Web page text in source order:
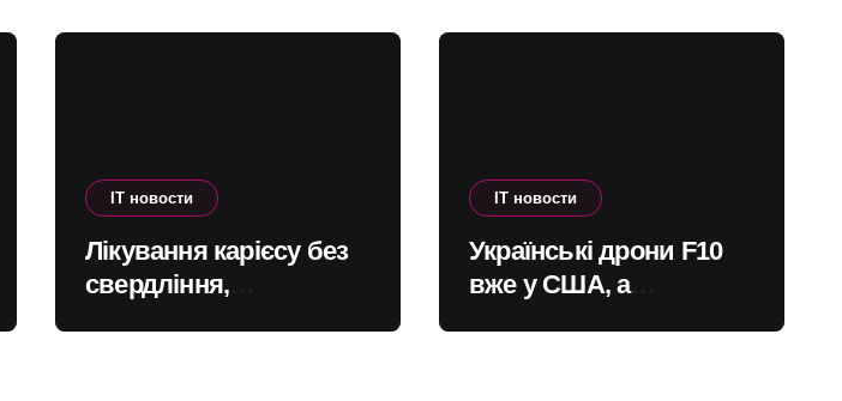
IT новости
Лікування карієсу без
свердління,
IT новости
Українські дрони F10
вже у США, а